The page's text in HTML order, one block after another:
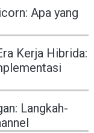
Apa yang
Kerja Hibrida:
Langkah-